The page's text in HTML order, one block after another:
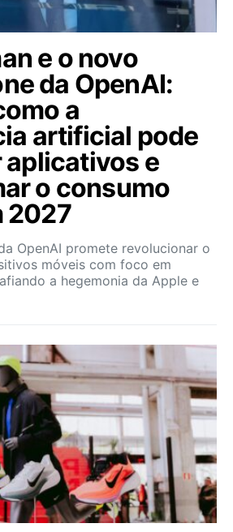
e o novo
da OpenAI:
a
artificial pode
e
o consumo
2027
OpenAI promete revolucionar o
móveis com foco em
a hegemonia da Apple e